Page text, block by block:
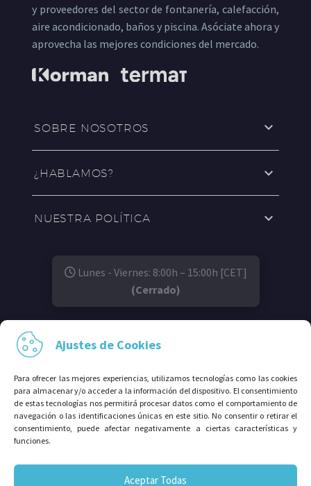
Ajustes de Cookies
Para ofrecer las mejores experiencias, utilizamos tecnologías como las cookies
para almacenar y/o acceder a la información del dispositivo. El consentimiento
de estas tecnologías nos permitirá procesar datos como el comportamiento de
navegación o las identificaciones únicas en este sitio. No consentir o retirar el
consentimiento, puede afectar negativamente a ciertas características y
funciones.
Aceptar Todas
y proveedores del sector de fontanería, calefacción,
aire acondicionado, baños y piscina. Asóciate ahora y
aprovecha las mejores condiciones del mercado.
SOBRE NOSOTROS
¿HABLAMOS?
NUESTRA POLÍTICA
Lunes - Viernes: 8:00h – 15:00h [CET]
(Cerrado)
© 2026⠀Grupo Avalco®. Todos los derechos